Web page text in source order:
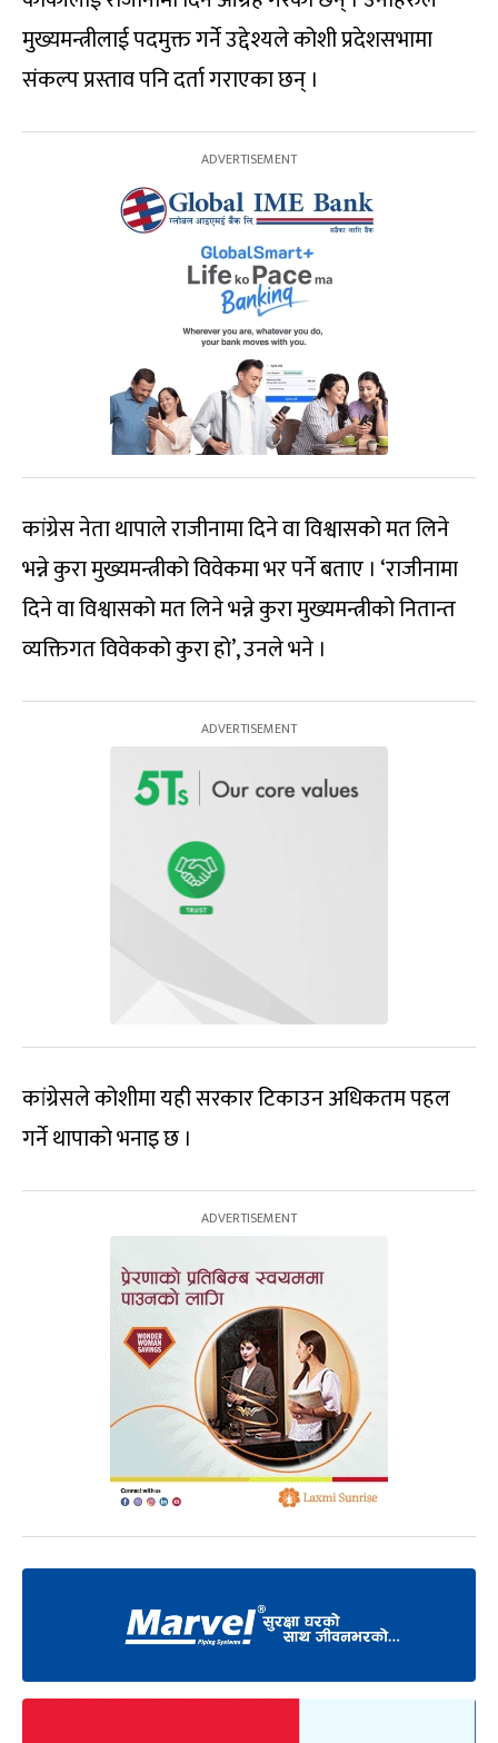
मुख्यमन्त्रीलाई पदमुक्त गर्ने उद्देश्यले कोशी प्रदेशसभामा
संकल्प प्रस्ताव पनि दर्ता गराएका छन् ।
कांग्रेस नेता थापाले राजीनामा दिने वा विश्वासको मत लिने
भन्ने कुरा मुख्यमन्त्रीको विवेकमा भर पर्ने बताए । ‘राजीनामा
दिने वा विश्वासको मत लिने भन्ने कुरा मुख्यमन्त्रीको नितान्त
व्यक्तिगत विवेकको कुरा हो’, उनले भने ।
कांग्रेसले कोशीमा यही सरकार टिकाउन अधिकतम पहल
गर्ने थापाको भनाइ छ ।